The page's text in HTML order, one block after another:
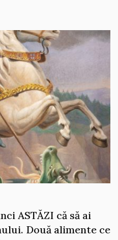
ASTĂZI că să ai
Două alimente ce